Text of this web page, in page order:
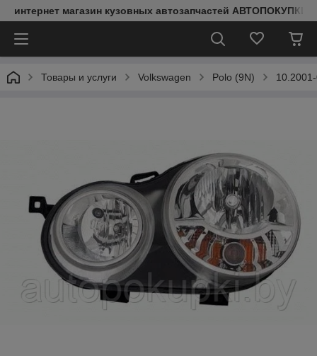
интернет магазин кузовных автозапчастей АВТОПОКУПКИ
Товары и услуги Volkswagen Polo (9N)